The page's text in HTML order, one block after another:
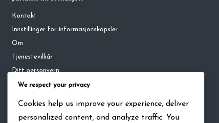
Kontakt
Innstillinger for informasjonskapsler
Om
Tjenestevilkår
Ditt personvern
Kategorier
NBA Live Mobile Innløsningskoder
We respect your privacy
Cookies help us improve your experience, deliver
personalized content, and analyze traffic. You